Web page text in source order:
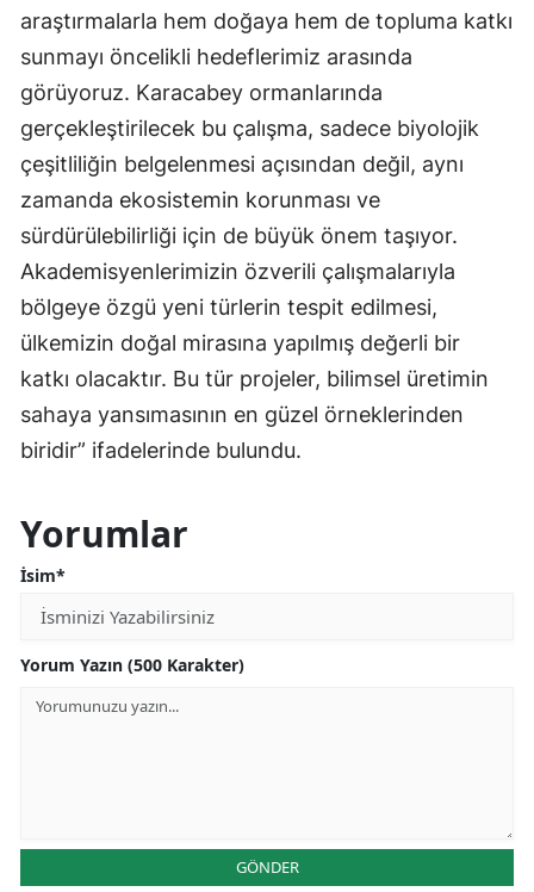
araştırmalarla hem doğaya hem de topluma katkı
sunmayı öncelikli hedeflerimiz arasında
görüyoruz. Karacabey ormanlarında
gerçekleştirilecek bu çalışma, sadece biyolojik
çeşitliliğin belgelenmesi açısından değil, aynı
zamanda ekosistemin korunması ve
sürdürülebilirliği için de büyük önem taşıyor.
Akademisyenlerimizin özverili çalışmalarıyla
bölgeye özgü yeni türlerin tespit edilmesi,
ülkemizin doğal mirasına yapılmış değerli bir
katkı olacaktır. Bu tür projeler, bilimsel üretimin
sahaya yansımasının en güzel örneklerinden
biridir” ifadelerinde bulundu.
Yorumlar
İsim*
Yorum Yazın (500 Karakter)
GÖNDER